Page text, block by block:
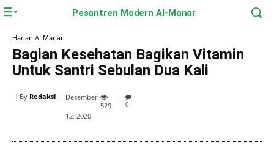
Pesantren Modern Al-Manar
Harian Al Manar
Bagian Kesehatan Bagikan Vitamin
Untuk Santri Sebulan Dua Kali
By Redaksi Desember
12, 2020
529 0